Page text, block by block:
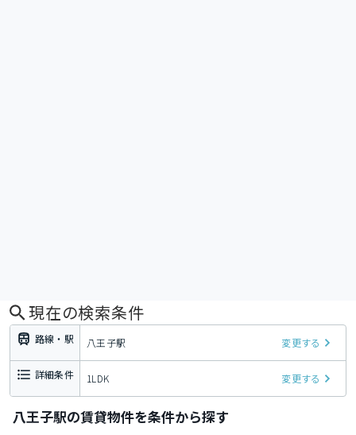
現在の検索条件
路線・駅 八王子駅 変更する
詳細条件 1LDK 変更する
八王子駅の賃貸物件を条件から探す